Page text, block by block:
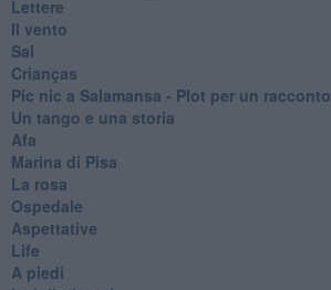
Lettere
Il vento
Sal
Crianças
Pic nic a Salamansa - Plot per un racconto
Un tango e una storia
Afa
Marina di Pisa
La rosa
Ospedale
Aspettative
Life
A piedi